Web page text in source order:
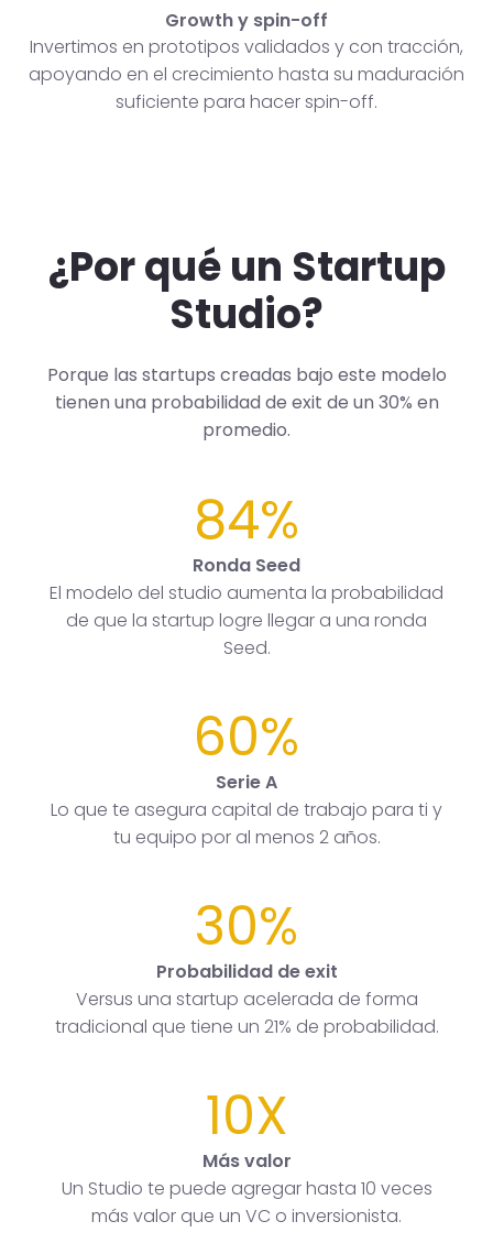
Growth y spin-off
Invertimos en prototipos validados y con tracción,
apoyando en el crecimiento hasta su maduración
suficiente para hacer spin-off.
¿Por qué un Startup
Studio?
Porque las startups creadas bajo este modelo
tienen una probabilidad de exit de un 30% en
promedio.
84%
Ronda Seed
El modelo del studio aumenta la probabilidad
de que la startup logre llegar a una ronda
Seed.
60%
Serie A
Lo que te asegura capital de trabajo para ti y
tu equipo por al menos 2 años.
30%
Probabilidad de exit
Versus una startup acelerada de forma
tradicional que tiene un 21% de probabilidad.
10X
Más valor
Un Studio te puede agregar hasta 10 veces
más valor que un VC o inversionista.